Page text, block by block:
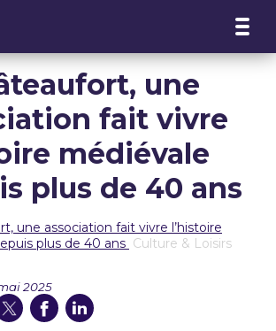
une
fait vivre
médiévale
plus de 40 ans
une association fait vivre l’histoire
plus de 40 ans Culture & Loisirs
2025
des cookies